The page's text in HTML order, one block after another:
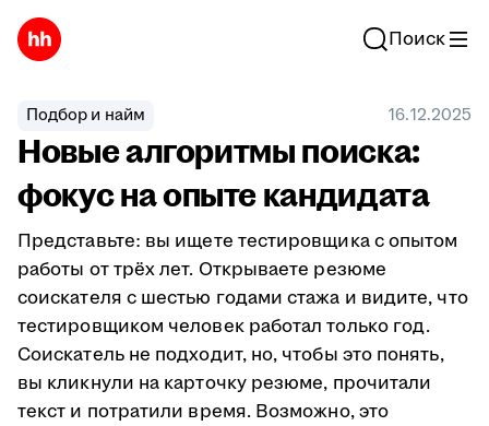
Поиск
Подбор и найм 16.12.2025
Новые алгоритмы поиска:
фокус на опыте кандидата
Представьте: вы ищете тестировщика с опытом
работы от трёх лет. Открываете резюме
соискателя с шестью годами стажа и видите, что
тестировщиком человек работал только год.
Соискатель не подходит, но, чтобы это понять,
вы кликнули на карточку резюме, прочитали
текст и потратили время. Возможно, это